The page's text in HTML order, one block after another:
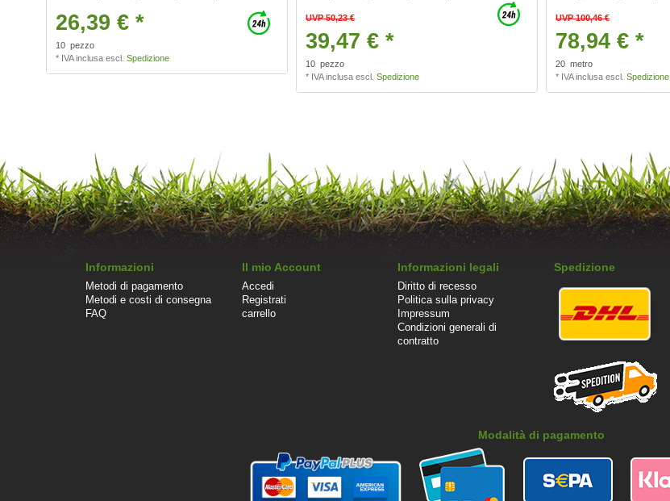
26,39 € *
10 pezzo
* IVA inclusa escl.Spedizione
UVP 50,23 €
39,47 € *
10 pezzo
* IVA inclusa escl.Spedizione
UVP 100,46 €
78,94 € *
20 metro
* IVA inclusa escl.Spedizione
Informazioni
Metodi di pagamento
Metodi e costi di consegna
FAQ
Il mio Account
Accedi
Registrati
carrello
Informazioni legali
Diritto di recesso
Politica sulla privacy
Impressum
Condizioni generali di
contratto
Spedizione
Modalità di pagamento